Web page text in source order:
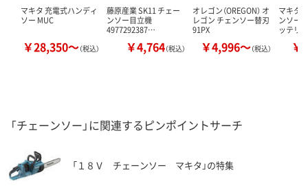
マキタ 充電式ハンディ
ソー MUC
￥28,350～（税込）
藤原産業 SK11 チェー
ンソー目立機
4977292387…
￥4,764（税込）
オレゴン（OREGON） オ
レゴン チェンソー替刃
91PX
￥4,996～（税込）
マキタ
ンソー
ッテリ
￥
「チェーンソー」に関連するピンポイントサーチ
「１８Ｖ チェーンソー マキタ」の特集